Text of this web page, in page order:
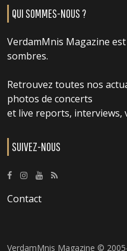
QUI SOMMES-NOUS ?
VerdamMnis Magazine
sombres.
Retrouvez toutes nos
photos de concerts
et live reports, interviews,
SUIVEZ-NOUS
Contact
VerdamMnis Magazine ©